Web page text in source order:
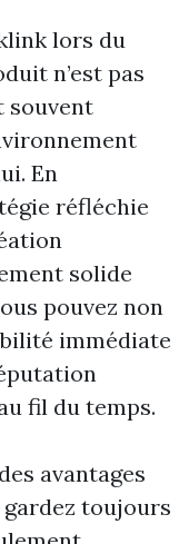
lors du
n’est pas
souvent
En
réfléchie
solide
pouvez non
immédiate
fil du temps.
avantages
toujours